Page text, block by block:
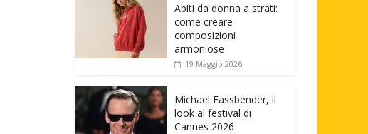
Abiti da donna a strati:
come creare
composizioni
armoniose
19 Maggio 2026
Michael Fassbender, il
look al festival di
Cannes 2026